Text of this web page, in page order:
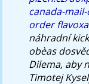
canada-
order
náhradní
obèas
Dilema, aby
Timotej